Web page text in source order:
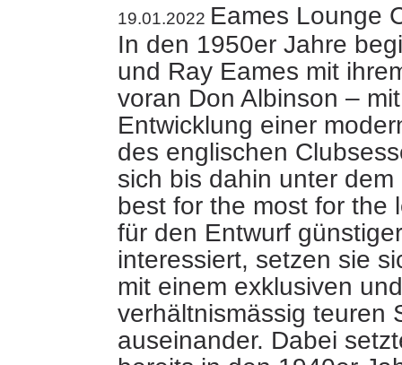
19.01.2022 Eames Lounge
In den 1950er Jahre
und Ray Eames mit
voran Don Albinson –
Entwicklung einer
des englischen
sich bis dahin unter dem
best for the most for the
für den Entwurf
interessiert, setzen sie
mit einem exklusiven und
verhältnismässig teuren
auseinander. Dabei